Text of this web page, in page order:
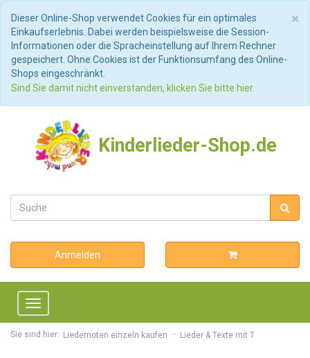
×
Dieser Online-Shop verwendet Cookies für ein optimales
Einkaufserlebnis. Dabei werden beispielsweise die Session-
Informationen oder die Spracheinstellung auf Ihrem Rechner
gespeichert. Ohne Cookies ist der Funktionsumfang des Online-
Shops eingeschränkt.
Sind Sie damit nicht einverstanden, klicken Sie bitte hier.
Kinderlieder-Shop.de
Anmelden
Toggle
navigation
Sie sind hier: Liedernoten einzeln kaufen Lieder & Texte mit T